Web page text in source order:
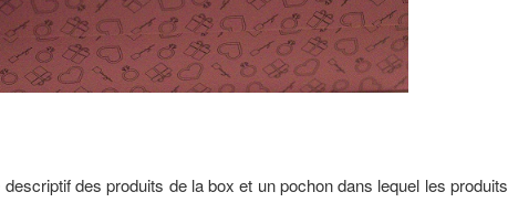
des produits de la box et un pochon dans lequel les produits